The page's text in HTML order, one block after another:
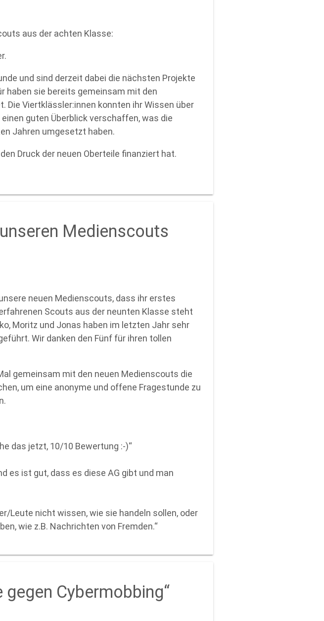
aus der achten Klasse:
und sind derzeit dabei die nächsten Projekte
haben sie bereits gemeinsam mit den
Viertklässler:innen konnten ihr Wissen über
guten Überblick verschaffen, was die
Jahren umgesetzt haben.
Druck der neuen Oberteile finanziert hat.
Medienscouts
neuen Medienscouts, dass ihr erstes
Scouts aus der neunten Klasse steht
Moritz und Jonas haben im letzten Jahr sehr
Wir danken den Fünf für ihren tollen
gemeinsam mit den neuen Medienscouts die
um eine anonyme und offene Fragestunde zu
das jetzt, 10/10 Bewertung :-)“
es ist gut, dass es diese AG gibt und man
Leute nicht wissen, wie sie handeln sollen, oder
wie z.B. Nachrichten von Fremden.“
Cybermobbing“